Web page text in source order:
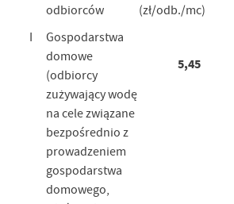
odbiorców
(zł/odb./mc)
I
Gospodarstwa
domowe
(odbiorcy
zużywający wodę
na cele związane
bezpośrednio z
prowadzeniem
gospodarstwa
domowego,
5,45